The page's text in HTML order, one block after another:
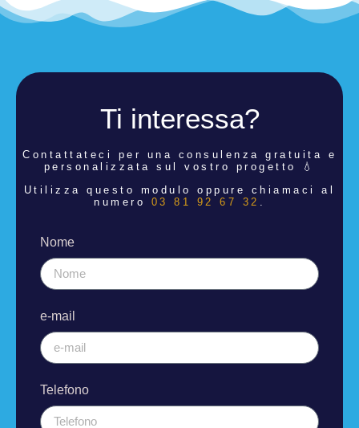
Ti interessa?
Contattateci per una consulenza gratuita e
personalizzata sul vostro progetto 💧
Utilizza questo modulo oppure chiamaci al
numero 03 81 92 67 32 .
Nome
e-mail
Telefono